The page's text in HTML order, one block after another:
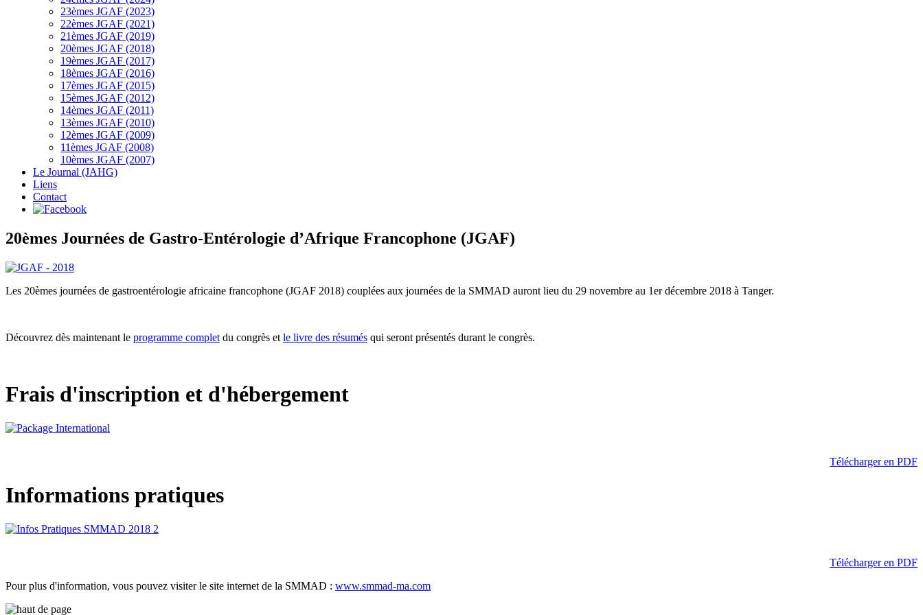
23èmes JGAF (2023)
22èmes JGAF (2021)
21èmes JGAF (2019)
20èmes JGAF (2018)
19èmes JGAF (2017)
18èmes JGAF (2016)
17èmes JGAF (2015)
15èmes JGAF (2012)
14èmes JGAF (2011)
13èmes JGAF (2010)
12èmes JGAF (2009)
11èmes JGAF (2008)
10èmes JGAF (2007)
Le Journal (JAHG)
Liens
Contact
20èmes Journées de Gastro-Entérologie d’Afrique Francophone (JGAF)
Les 20èmes journées de gastroentérologie africaine francophone (JGAF 2018) couplées aux journées de la SMMAD auront lieu du 29 novembre au 1er décembre 2018 à Tanger.
Découvrez dès maintenant le programme complet du congrès et le livre des résumés qui seront présentés durant le congrès.
Frais d'inscription et d'hébergement
Télécharger en PDF
Informations pratiques
Télécharger en PDF
Pour plus d'information, vous pouvez visiter le site internet de la SMMAD : www.smmad-ma.com